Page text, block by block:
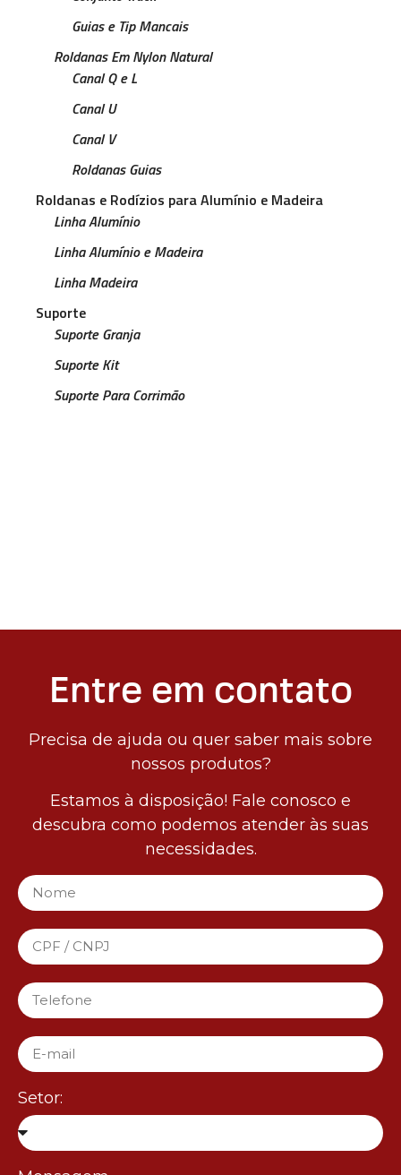
Guias e Tip Mancais
Roldanas Em Nylon Natural
Canal Q e L
Canal U
Canal V
Roldanas Guias
Roldanas e Rodízios para Alumínio e Madeira
Linha Alumínio
Linha Alumínio e Madeira
Linha Madeira
Suporte
Suporte Granja
Suporte Kit
Suporte Para Corrimão
Entre em contato
Precisa de ajuda ou quer saber mais sobre
nossos produtos?
Estamos à disposição! Fale conosco e
descubra como podemos atender às suas
necessidades.
Setor: